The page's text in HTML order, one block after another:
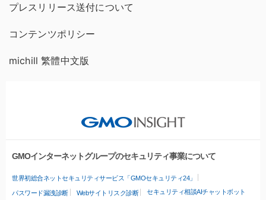
プレスリリース送付について
コンテンツポリシー
michill 繁體中文版
GMOインターネットグループのセキュリティ事業について
世界初総合ネットセキュリティサービス「GMOセキュリティ24」
パスワード漏洩診断 Webサイトリスク診断 セキュリティ相談AIチャットボット